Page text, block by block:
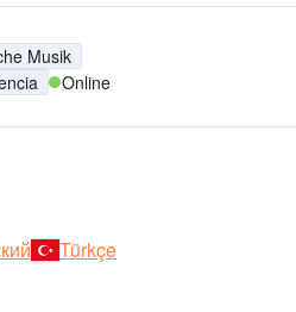
Musik
Online
Türkçe